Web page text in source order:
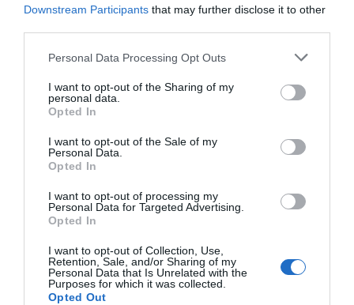
Downstream Participants that may further disclose it to other
Personal Data Processing Opt Outs
I want to opt-out of the Sharing of my
personal data.
Opted In
I want to opt-out of the Sale of my
Personal Data.
Opted In
I want to opt-out of processing my
Personal Data for Targeted Advertising.
Opted In
I want to opt-out of Collection, Use,
Retention, Sale, and/or Sharing of my
Personal Data that Is Unrelated with the
Purposes for which it was collected.
Opted Out
Publicidad
2Playbook Club